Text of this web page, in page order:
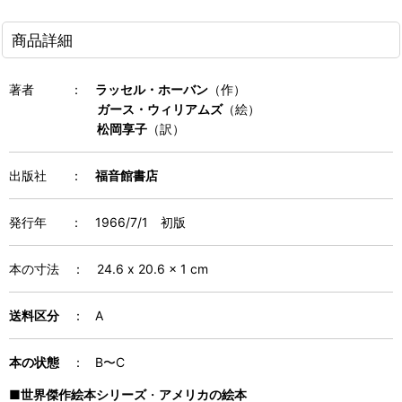
商品詳細
著者 ： ラッセル・ホーバン （作）
ガース・ウィリアムズ（絵）
松岡享子 （訳）
出版社 ： 福音館書店
発行年 ： 1966/7/1 初版
本の寸法 ： 24.6 x 20.6 x 1 cm
送料区分 ： A
本の状態 ： B〜C
■世界傑作絵本シリーズ・ アメリカの絵本